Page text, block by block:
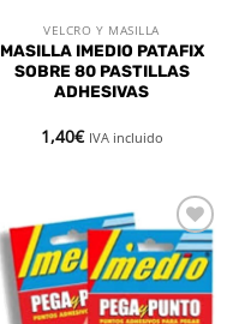
VELCRO Y MASILLA
MASILLA IMEDIO PATAFIX
SOBRE 80 PASTILLAS
ADHESIVAS
1,40€ IVA incluido
Añadir
a la
lista de
deseos